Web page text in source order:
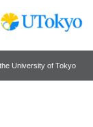
University of Tokyo